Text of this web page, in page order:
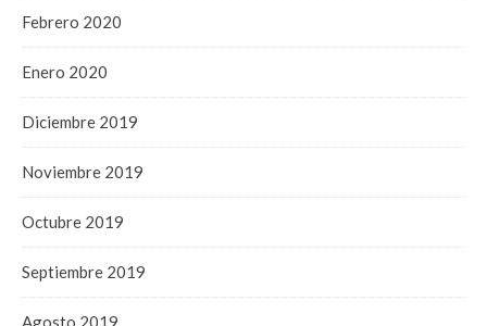
Febrero 2020
Enero 2020
Diciembre 2019
Noviembre 2019
Octubre 2019
Septiembre 2019
Agosto 2019